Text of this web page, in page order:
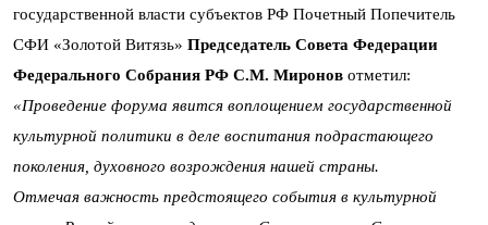
государственной власти субъектов РФ Почетный Попечитель
СФИ «Золотой Витязь» Председатель Совета Федерации
Федерального Собрания РФ С.М. Миронов отметил:
«Проведение форума явится воплощением государственной
культурной политики в деле воспитания подрастающего
поколения, духовного возрождения нашей страны.
Отмечая важность предстоящего события в культурной